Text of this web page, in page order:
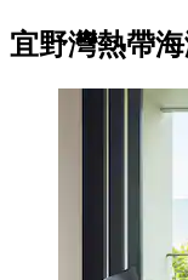
宜野灣熱帶